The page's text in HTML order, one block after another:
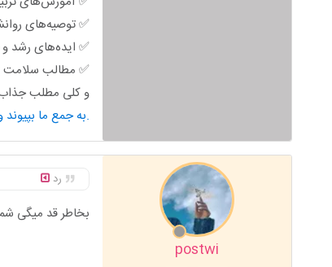
✅ توصیه‌های
✅ ایده‌های رشد
✅ مطالب سلامت
و کلی مطلب
به جمع ما بپیوند و از این محتوای کاربردی استفاده کن.
postwi
رد
بخاطر قد میگی